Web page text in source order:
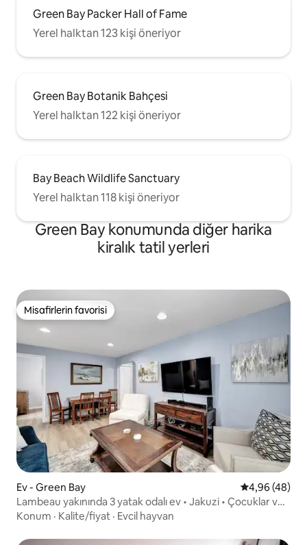
Green Bay Packer Hall of Fame
Yerel halktan 123 kişi öneriyor
Green Bay Botanik Bahçesi
Yerel halktan 122 kişi öneriyor
Bay Beach Wildlife Sanctuary
Yerel halktan 118 kişi öneriyor
Green Bay konumunda diğer harika
kiralık tatil yerleri
Misafirlerin favorisi
Misafirlerin favorisi
Ev - Green Bay 5 üzerinden
4,96 (48)
Lambeau yakınında 3 yatak odalı ev • Jakuzi • Çocuklar ve
köpekler kabul edilir
Konum · Kalite/fiyat · Evcil hayvan